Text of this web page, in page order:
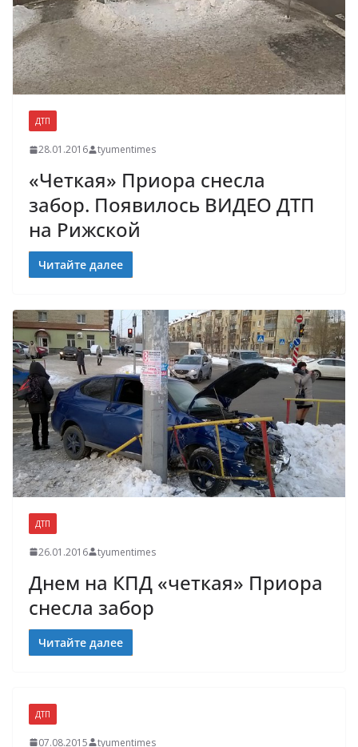
ДТП
28.01.2016 tyumentimes
«Четкая» Приора снесла
забор. Появилось ВИДЕО ДТП
на Рижской
Читайте далее
ДТП
26.01.2016 tyumentimes
Днем на КПД «четкая» Приора
снесла забор
Читайте далее
ДТП
07.08.2015 tyumentimes